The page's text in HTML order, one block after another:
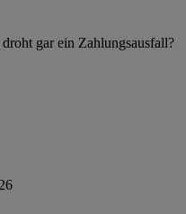
gar ein Zahlungsausfall?